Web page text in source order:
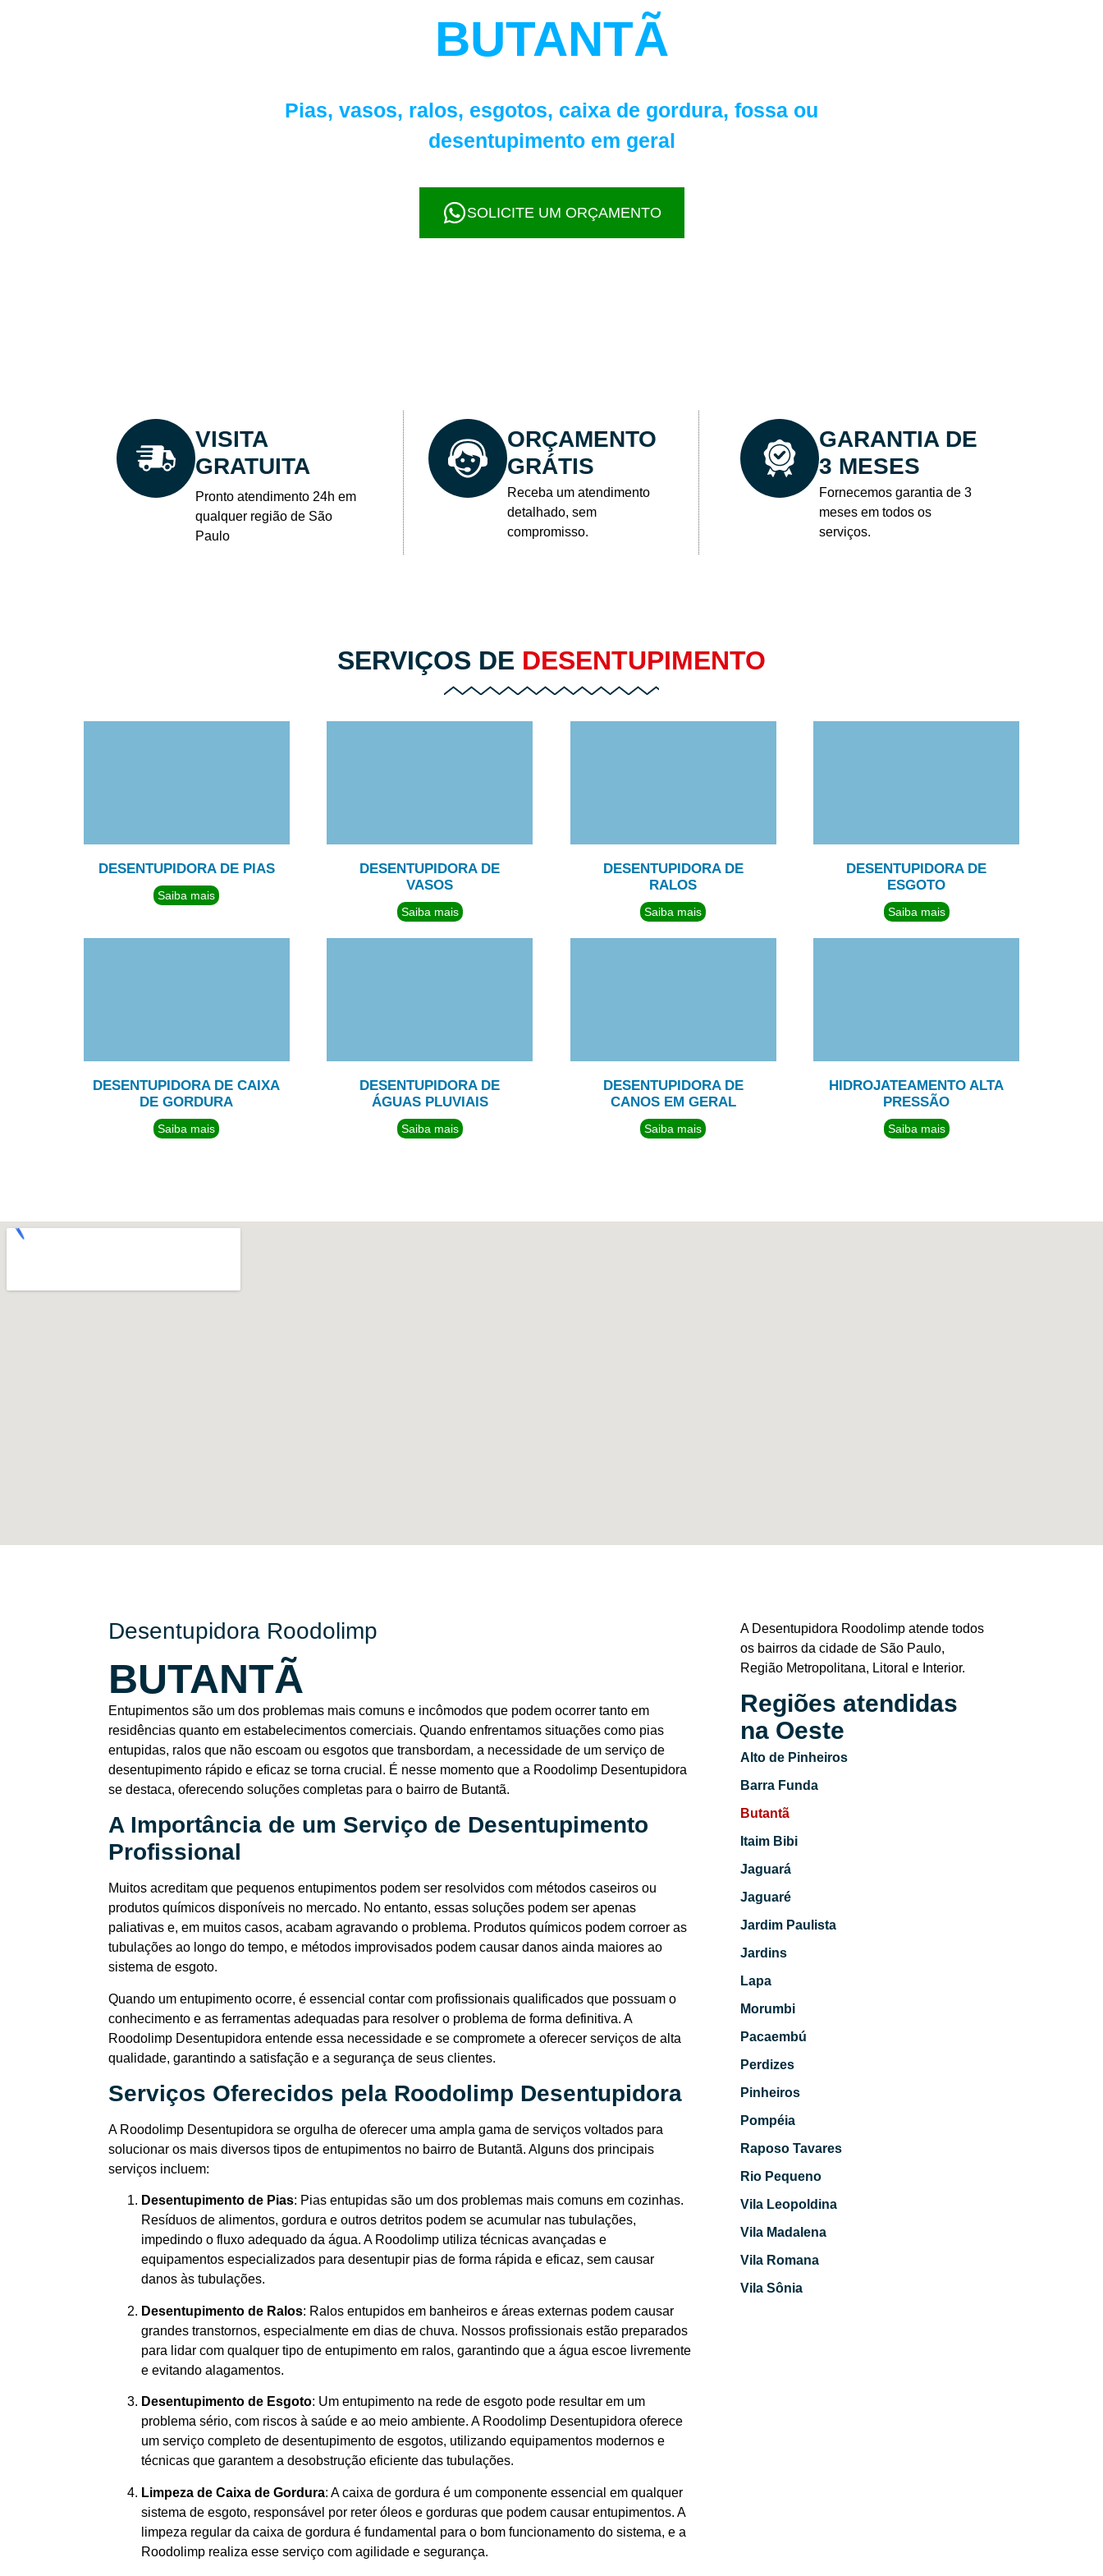
BUTANTÃ
Pias, vasos, ralos, esgotos, caixa de gordura, fossa ou
desentupimento em geral
SOLICITE UM ORÇAMENTO
VISITA
GRATUITA
Pronto atendimento 24h em
qualquer região de São
Paulo
ORÇAMENTO
GRÁTIS
Receba um atendimento
detalhado, sem
compromisso.
GARANTIA DE
3 MESES
Fornecemos garantia de 3
meses em todos os
serviços.
SERVIÇOS DE DESENTUPIMENTO
DESENTUPIDORA DE PIAS
Saiba mais
DESENTUPIDORA DE
VASOS
Saiba mais
DESENTUPIDORA DE
RALOS
Saiba mais
DESENTUPIDORA DE
ESGOTO
Saiba mais
DESENTUPIDORA DE CAIXA
DE GORDURA
Saiba mais
DESENTUPIDORA DE
ÁGUAS PLUVIAIS
Saiba mais
DESENTUPIDORA DE
CANOS EM GERAL
Saiba mais
HIDROJATEAMENTO ALTA
PRESSÃO
Saiba mais
PERTO DE VOCÊ
Desentupidora Roodolimp
BUTANTÃ
Entupimentos são um dos problemas mais comuns e incômodos que podem ocorrer tanto em
residências quanto em estabelecimentos comerciais. Quando enfrentamos situações como pias
entupidas, ralos que não escoam ou esgotos que transbordam, a necessidade de um serviço de
desentupimento rápido e eficaz se torna crucial. É nesse momento que a Roodolimp Desentupidora
se destaca, oferecendo soluções completas para o bairro de Butantã.
A Importância de um Serviço de Desentupimento
Profissional
Muitos acreditam que pequenos entupimentos podem ser resolvidos com métodos caseiros ou
produtos químicos disponíveis no mercado. No entanto, essas soluções podem ser apenas
paliativas e, em muitos casos, acabam agravando o problema. Produtos químicos podem corroer as
tubulações ao longo do tempo, e métodos improvisados podem causar danos ainda maiores ao
sistema de esgoto.
Quando um entupimento ocorre, é essencial contar com profissionais qualificados que possuam o
conhecimento e as ferramentas adequadas para resolver o problema de forma definitiva. A
Roodolimp Desentupidora entende essa necessidade e se compromete a oferecer serviços de alta
qualidade, garantindo a satisfação e a segurança de seus clientes.
Serviços Oferecidos pela Roodolimp Desentupidora
A Roodolimp Desentupidora se orgulha de oferecer uma ampla gama de serviços voltados para
solucionar os mais diversos tipos de entupimentos no bairro de Butantã. Alguns dos principais
serviços incluem:
Desentupimento de Pias: Pias entupidas são um dos problemas mais comuns em cozinhas.
Resíduos de alimentos, gordura e outros detritos podem se acumular nas tubulações,
impedindo o fluxo adequado da água. A Roodolimp utiliza técnicas avançadas e
equipamentos especializados para desentupir pias de forma rápida e eficaz, sem causar
danos às tubulações.
Desentupimento de Ralos: Ralos entupidos em banheiros e áreas externas podem causar
grandes transtornos, especialmente em dias de chuva. Nossos profissionais estão preparados
para lidar com qualquer tipo de entupimento em ralos, garantindo que a água escoe livremente
e evitando alagamentos.
Desentupimento de Esgoto: Um entupimento na rede de esgoto pode resultar em um
problema sério, com riscos à saúde e ao meio ambiente. A Roodolimp Desentupidora oferece
um serviço completo de desentupimento de esgotos, utilizando equipamentos modernos e
técnicas que garantem a desobstrução eficiente das tubulações.
Limpeza de Caixa de Gordura: A caixa de gordura é um componente essencial em qualquer
sistema de esgoto, responsável por reter óleos e gorduras que podem causar entupimentos. A
limpeza regular da caixa de gordura é fundamental para o bom funcionamento do sistema, e a
Roodolimp realiza esse serviço com agilidade e segurança.
A Desentupidora Roodolimp atende todos
os bairros da cidade de São Paulo,
Região Metropolitana, Litoral e Interior.
Regiões atendidas
na Oeste
Alto de Pinheiros
Barra Funda
Butantã
Itaim Bibi
Jaguará
Jaguaré
Jardim Paulista
Jardins
Lapa
Morumbi
Pacaembú
Perdizes
Pinheiros
Pompéia
Raposo Tavares
Rio Pequeno
Vila Leopoldina
Vila Madalena
Vila Romana
Vila Sônia